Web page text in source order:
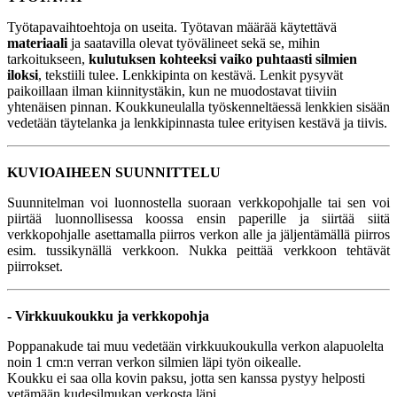
Työtapavaihtoehtoja on useita. Työtavan määrää käytettävä
materiaali ja saatavilla olevat työvälineet sekä se, mihin
tarkoitukseen, kulutuksen kohteeksi vaiko puhtaasti silmien
iloksi, tekstiili tulee. Lenkkipinta on kestävä. Lenkit pysyvät
paikoillaan ilman kiinnitystäkin, kun ne muodostavat tiiviin
yhtenäisen pinnan. Koukkuneulalla työskenneltäessä lenkkien sisään
vedetään täytelanka ja lenkkipinnasta tulee erityisen kestävä ja tiivis.
KUVIOAIHEEN SUUNNITTELU
Suunnitelman voi luonnostella suoraan verkkopohjalle tai sen voi
piirtää luonnollisessa koossa ensin paperille ja siirtää siitä
verkkopohjalle asettamalla piirros verkon alle ja jäljentämällä piirros
esim. tussikynällä verkkoon. Nukka peittää verkkoon tehtävät
piirrokset.
- Virkkuukoukku ja verkkopohja
Poppanakude tai muu vedetään virkkuukoukulla verkon alapuolelta
noin 1 cm:n verran verkon silmien läpi työn oikealle.
Koukku ei saa olla kovin paksu, jotta sen kanssa pystyy helposti
vetämään kudesilmukan verkosta läpi.